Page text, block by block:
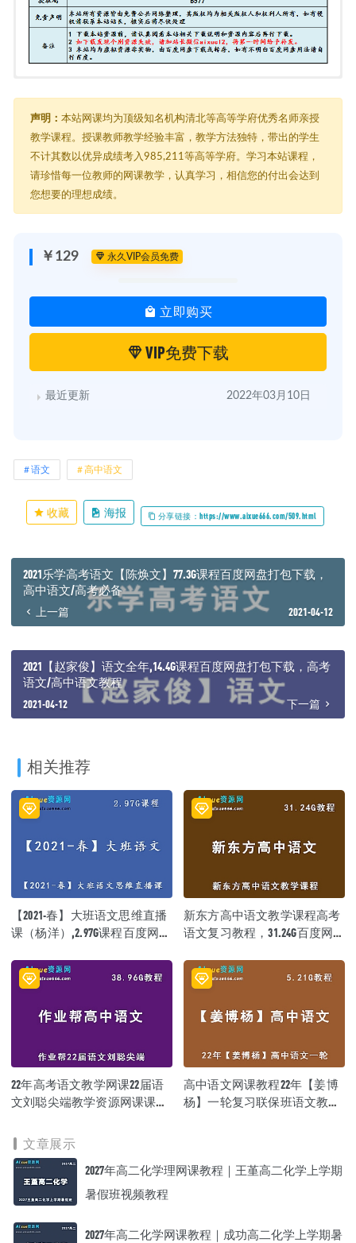
┣━━2020年《国家玮》语文 [166G]
┃ ┣━━春季班 [30.6G]
┃ ┃ ┃ ┣━━10讲作文素材 [5.4M]
┃ ┃ ┃ ┃ ┣━━第61天：素材积累.pdf [2.1M]
┃ ┃ ┃ ┃ ┣━━第62天：素材积累.pdf [162.7K]
┃ ┃ ┃ ┃ ┣━━第63天：素材积累.pdf [161.4K]
┃ ┃ ┃ ┃ ┣━━第67天：素材积累.pdf [165.2K]
┃ ┃ ┃ ┃ ┣━━第68天：素材积累.pdf [160.8K]
┃ ┃ ┃ ┃ ┣━━第70天：素材积累.pdf [168.5K]
┃ ┃ ┃ ┃ ┣━━第七周——语用题（成语、病句、选词填空、图文转
换、缩写）方法精讲.pdf [1.5M]
┃ ┃ ┃ ┃ ┗━━第十一周 主旋律、时评类、漫画类作文发展等级亮点
设计专项提升(1).pdf [359.3K]
┃ ┃ ┃ ┣━━第二讲——文言文考前叮咛 [5.2M]
┃ ┃ ┃ ┃ ┣━━文常.pdf [2M]
┃ ┃ ┃ ┣━━第八讲——主旋律、时评类、漫画类作文审题与开头结尾
带练.pdf [593.8K]
材、详例、排比例100则精讲.pdf [1.1M]
┃ ┃ ┃ ┣━━第六讲——论述类及实用类文本不丢分训练.pdf [412.9K]
┃ ┃ ┃ ┣━━第四讲——文学类文本阅读概括题与小说作用题答题术语
串讲与答题方法精讲.pdf [806.4K]
┃ ┃ ┃ ┣━━第四讲讲义.pdf [752.7K]
┃ ┃ ┃ ┣━━第五讲——第五讲——文学类文本阅读小说探究题专题训
练与散文题查缺补漏.pdf [1.1M]
┃ ┃ ┃ ┣━━国文.pdf [46.1M]
┃ ┃ ┃ ┣━━作文.pdf [49.9K]
┃ ┃ ┃ ┗━━作文系统思路点拨2（2月9日直播）.pdf [296.6K]
┃ ┃ ┣━━0.高考讲座.mp4 [2G]
┃ ┃ ┣━━2.重点实词、虚词（上）.mp4 [1.5G]
┃ ┃ ┣━━2.重点实词、虚词（下）.mp4 [2.6G]
┃ ┃ ┣━━3.诗.mp4 [2.6G]
┃ ┃ ┣━━4.文学类文本（上）.mp4 [1.3G]
┃ ┃ ┣━━5.文学类文本内容题目（上）.mp4 [1.2G]
┃ ┃ ┣━━5.文学类文本内容题目（下）.mp4 [1.3G]
┃ ┃ ┣━━6.论述类（下）.mp4 [1.7G]
┃ ┃ ┣━━7.成语（上）.mp4 [1.2G]
┃ ┃ ┣━━7.语用题（下）.mp4 [425.6M]
┃ ┃ ┣━━8.情景设置类（上）.mp4 [736.7M]
┃ ┃ ┣━━9.主旋律作文.mp4 [1.5G]
┃ ┃ ┣━━10.主旋律作文素材.mp4 [1.3G]
┃ ┃ ┣━━11.作文(下）.mp4 [337.4M]
┃ ┃ ┣━━12古诗文.mp4 [1.3G]
┃ ┣━━寒假班 [47.3G]
┃ ┃ ┣━━1.直播课 [19.1G]
┃ ┃ ┃ ┣━━寒假班直播1.mp4 [5.3G]
┃ ┃ ┃ ┣━━寒假班直播2.mp4 [1.4G]
┃ ┃ ┃ ┣━━寒假班直播3.mp4.mp4 [1.4G]
┃ ┃ ┃ ┣━━寒假班直播5.mp4 [2.7G]
┃ ┃ ┃ ┣━━寒假班直播6.mp4 [3.1G]
┃ ┃ ┃ ┗━━寒假班直播8剪.mp4 [2.5G]
┃ ┃ ┣━━2.录播课 [13.4G]
┃ ┃ ┃ ┣━━寒假班录播2.mp4 [1.1G]
┃ ┃ ┃ ┣━━寒假班录播4.mp4 [1.1G]
声明： 本站网课均为顶级知名机构清北等高等学府优秀名师亲授
教学课程。授课教师教学经验丰富，教学方法独特，带出的学生
不计其数以优异成绩考入985,211等高等学府。学习本站课程，
请珍惜每一位教师的网课教学，认真学习，相信您的付出会达到
您想要的理想成绩。
￥129 永久VIP会员免费
立即购买
VIP免费下载
最近更新 2022年03月10日
语文 高中语文
收藏 海报 分享链接：https://www.aixue666.com/509.html
2021乐学高考语文【陈焕文】77.3G课程百度网盘打包下载，
高中语文/高考必备
上一篇 2021-04-12
2021【赵家俊】语文全年,14.4G课程百度网盘打包下载，高考
语文/高中语文教程
2021-04-12 下一篇
相关推荐
【2021-春】大班语文思维直播
课（杨洋）,2.97G课程百度网盘
新东方高中语文教学课程高考
语文复习教程，31.24G百度网
22年高考语文教学网课22届语
文刘聪尖端教学资源网课课程
盘资源下载
高中语文网课教程22年【姜博
杨】一轮复习联保班语文教学
文章展示
2027年高二化学理网课教程｜王堇高二化学上学期
暑假班视频教程
2027年高二化学网课教程｜成功高二化学上学期暑